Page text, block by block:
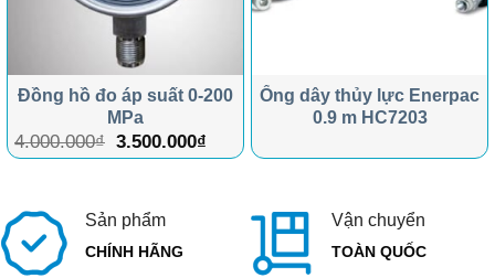
Đồng hồ đo áp suất 0-200
MPa
4.000.000₫ Giá
gốc
3.500.000₫
hiện
3.500.000₫.
Ống dây thủy lực Enerpac
0.9 m HC7203
Sản phẩm
CHÍNH HÃNG
Vận chuyển
TOÀN QUỐC